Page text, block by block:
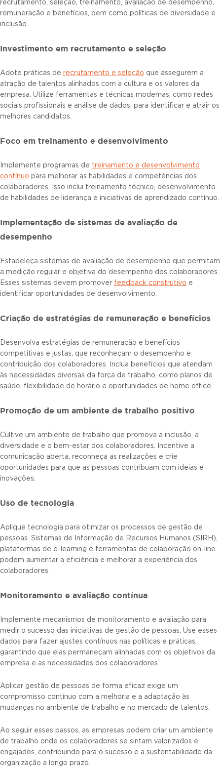
recrutamento, seleção, treinamento, avaliação de desempenho,
remuneração e benefícios, bem como políticas de diversidade e
inclusão.
Investimento em recrutamento e seleção
Adote práticas de recrutamento e seleção que assegurem a
atração de talentos alinhados com a cultura e os valores da
empresa. Utilize ferramentas e técnicas modernas, como redes
sociais profissionais e análise de dados, para identificar e atrair os
melhores candidatos.
Foco em treinamento e desenvolvimento
Implemente programas de treinamento e desenvolvimento
contínuo para melhorar as habilidades e competências dos
colaboradores. Isso inclui treinamento técnico, desenvolvimento
de habilidades de liderança e iniciativas de aprendizado contínuo.
Implementação de sistemas de avaliação de
desempenho
Estabeleça sistemas de avaliação de desempenho que permitam
a medição regular e objetiva do desempenho dos colaboradores.
Esses sistemas devem promover feedback construtivo e
identificar oportunidades de desenvolvimento.
Criação de estratégias de remuneração e benefícios
Desenvolva estratégias de remuneração e benefícios
competitivas e justas, que reconheçam o desempenho e
contribuição dos colaboradores. Inclua benefícios que atendam
às necessidades diversas da força de trabalho, como planos de
saúde, flexibilidade de horário e oportunidades de home office.
Promoção de um ambiente de trabalho positivo
Cultive um ambiente de trabalho que promova a inclusão, a
diversidade e o bem-estar dos colaboradores. Incentive a
comunicação aberta, reconheça as realizações e crie
oportunidades para que as pessoas contribuam com ideias e
inovações.
Uso de tecnologia
Aplique tecnologia para otimizar os processos de gestão de
pessoas. Sistemas de Informação de Recursos Humanos (SIRH),
plataformas de e-learning e ferramentas de colaboração on-line
podem aumentar a eficiência e melhorar a experiência dos
colaboradores.
Monitoramento e avaliação contínua
Implemente mecanismos de monitoramento e avaliação para
medir o sucesso das iniciativas de gestão de pessoas. Use esses
dados para fazer ajustes contínuos nas políticas e práticas,
garantindo que elas permaneçam alinhadas com os objetivos da
empresa e as necessidades dos colaboradores.
Aplicar gestão de pessoas de forma eficaz exige um
compromisso contínuo com a melhoria e a adaptação às
mudanças no ambiente de trabalho e no mercado de talentos.
Ao seguir esses passos, as empresas podem criar um ambiente
de trabalho onde os colaboradores se sintam valorizados e
engajados, contribuindo para o sucesso e a sustentabilidade da
organização a longo prazo.